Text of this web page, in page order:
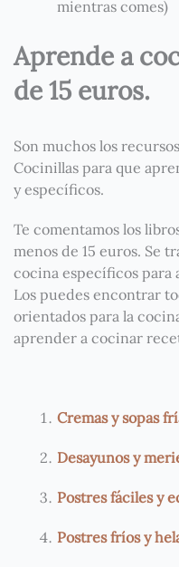
mientras comes)
Aprende a
de 15 euros.
Son muchos los
Cocinillas para que
y específicos.
Te comentamos los
menos de 15 euros. Se
cocina específicos para
Los puedes encontrar
orientados para la
aprender a cocinar
Cremas y sopas
Desayunos y
Postres fáciles y
Postres fríos y